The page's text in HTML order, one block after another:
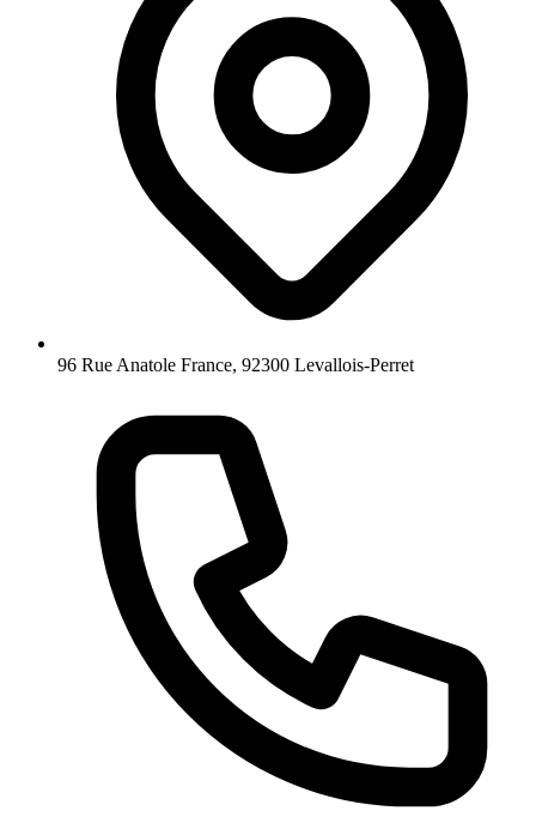
96 Rue Anatole France, 92300 Levallois-Perret